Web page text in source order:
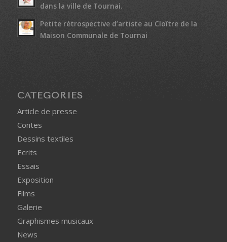
dans la ville de Tournai.
Petite rétrospective d’artiste au Cloître de la
Maison Communale de Tournai
CATÉGORIES
Article de presse
Contes
Dessins textiles
Ecrits
Essais
Exposition
Films
Galerie
Graphismes musicaux
News